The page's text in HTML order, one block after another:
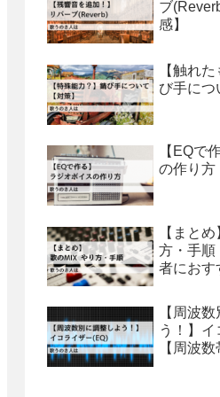
ブ
感】
【触れ
び手につ
【EQで
の作り方
【まと
方・手順
者におす
【周波
う！】
【周波